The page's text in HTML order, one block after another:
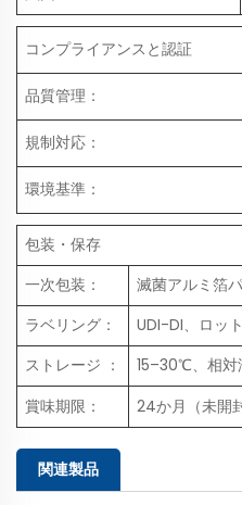
コンプライアンスと認証
品質管理：
規制対応：
環境基準：
包装・保存
一次包装：
滅菌アルミ箔
ラベリング：
UDI-DI、ロッ
ストレージ ：
15–30℃、相対
賞味期限：
24か月（未開
関連製品